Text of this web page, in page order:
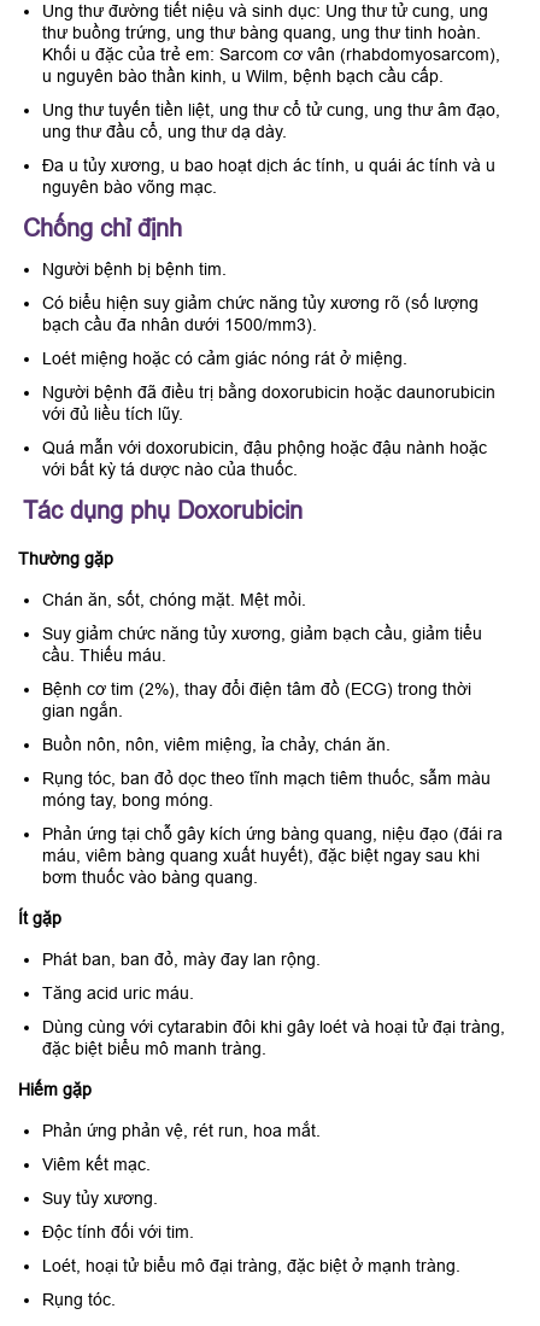
Ung thư đường tiết niệu và sinh dục: Ung thư tử cung, ung
thư buồng trứng, ung thư bàng quang, ung thư tinh hoàn.
Khối u đặc của trẻ em: Sarcom cơ vân (rhabdomyosarcom),
u nguyên bào thần kinh, u Wilm, bệnh bạch cầu cấp.
Ung thư tuyến tiền liệt, ung thư cổ tử cung, ung thư âm đạo,
ung thư đầu cổ, ung thư dạ dày.
Đa u tủy xương, u bao hoạt dịch ác tính, u quái ác tính và u
nguyên bào võng mạc.
Chống chỉ định
Người bệnh bị bệnh tim.
Có biểu hiện suy giảm chức năng tủy xương rõ (số lượng
bạch cầu đa nhân dưới 1500/mm3).
Loét miệng hoặc có cảm giác nóng rát ở miệng.
Người bệnh đã điều trị bằng doxorubicin hoặc daunorubicin
với đủ liều tích lũy.
Quá mẫn với doxorubicin, đậu phộng hoặc đậu nành hoặc
với bất kỳ tá dược nào của thuốc.
Tác dụng phụ Doxorubicin
Thường gặp
Chán ăn, sốt, chóng mặt. Mệt mỏi.
Suy giảm chức năng tủy xương, giảm bạch cầu, giảm tiểu
cầu. Thiếu máu.
Bệnh cơ tim (2%), thay đổi điện tâm đồ (ECG) trong thời
gian ngắn.
Buồn nôn, nôn, viêm miệng, ỉa chảy, chán ăn.
Rụng tóc, ban đỏ dọc theo tĩnh mạch tiêm thuốc, sẫm màu
móng tay, bong móng.
Phản ứng tại chỗ gây kích ứng bàng quang, niệu đạo (đái ra
máu, viêm bàng quang xuất huyết), đặc biệt ngay sau khi
bơm thuốc vào bàng quang.
Ít gặp
Phát ban, ban đỏ, mày đay lan rộng.
Tăng acid uric máu.
Dùng cùng với cytarabin đôi khi gây loét và hoại tử đại tràng,
đặc biệt biểu mô manh tràng.
Hiếm gặp
Phản ứng phản vệ, rét run, hoa mắt.
Viêm kết mạc.
Suy tủy xương.
Độc tính đối với tim.
Loét, hoại tử biểu mô đại tràng, đặc biệt ở mạnh tràng.
Rụng tóc.